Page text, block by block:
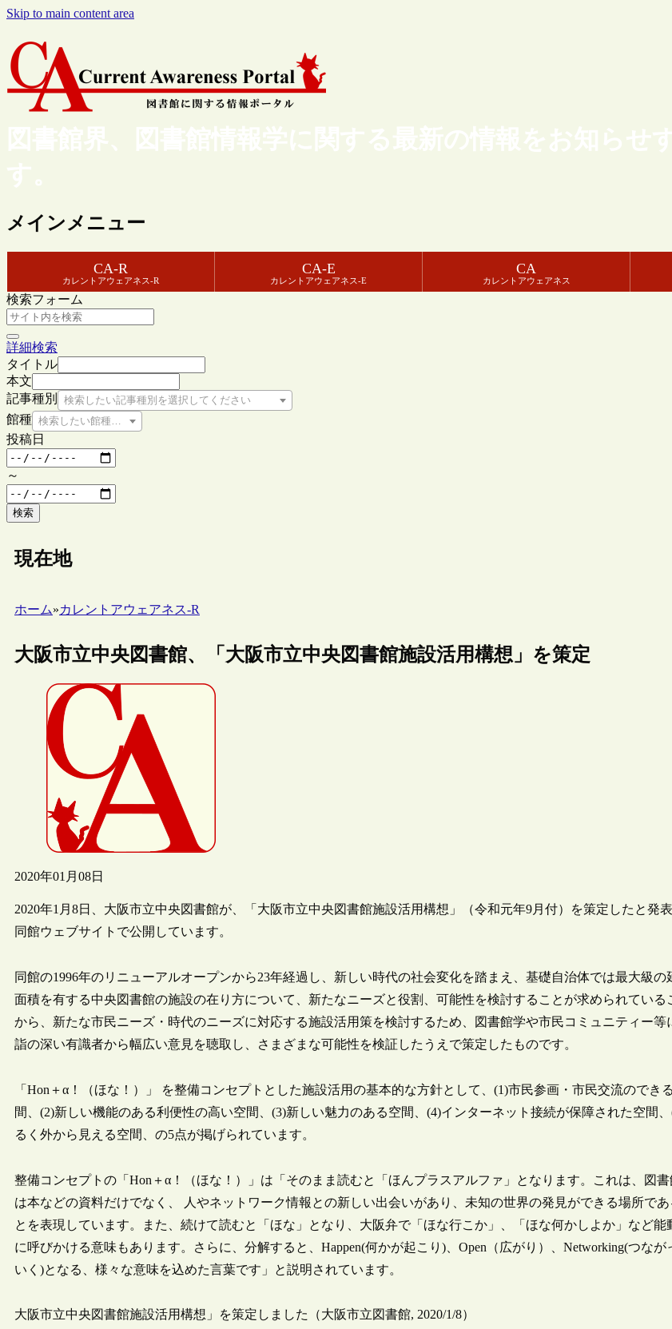
Skip to main content area
図書館界、図書館情報学に関する最新の情報をお知らせ
す。
メインメニュー
CA-R
カレントアウェアネス-R
CA-E
カレントアウェアネス-E
CA
カレントアウェアネス
検索フォーム
詳細検索
タイトル
本文
記事種別
検索したい記事種別を選択してください
館種 検索したい館種を選択してください
投稿日
～
検索
現在地
ホーム»カレントアウェアネス-R
大阪市立中央図書館、「大阪市立中央図書館施設活用構想」を策定
2020年01月08日
2020年1月8日、大阪市立中央図書館が、「大阪市立中央図書館施設活用構想」（令和元年9月付）を策定したと発表
同館ウェブサイトで公開しています。
同館の1996年のリニューアルオープンから23年経過し、新しい時代の社会変化を踏まえ、基礎自治体では最大級の
面積を有する中央図書館の施設の在り方について、新たなニーズと役割、可能性を検討することが求められている
から、新たな市民ニーズ・時代のニーズに対応する施設活用策を検討するため、図書館学や市民コミュニティー等
詣の深い有識者から幅広い意見を聴取し、さまざまな可能性を検証したうえで策定したものです。
「Hon＋α！（ほな！）」 を整備コンセプトとした施設活用の基本的な方針として、(1)市民参画・市民交流のでき
間、(2)新しい機能のある利便性の高い空間、(3)新しい魅力のある空間、(4)インターネット接続が保障された空間、
るく外から見える空間、の5点が掲げられています。
整備コンセプトの「Hon＋α！（ほな！）」は「そのまま読むと「ほんプラスアルファ」となります。これは、図
は本などの資料だけでなく、 人やネットワーク情報との新しい出会いがあり、未知の世界の発見ができる場所であ
とを表現しています。また、続けて読むと「ほな」となり、大阪弁で「ほな行こか」、「ほな何かしよか」など能
に呼びかける意味もあります。さらに、分解すると、Happen(何かが起こり)、Open（広がり）、Networking(つなが
いく)となる、様々な意味を込めた言葉です」と説明されています。
大阪市立中央図書館施設活用構想」を策定しました（大阪市立図書館, 2020/1/8）